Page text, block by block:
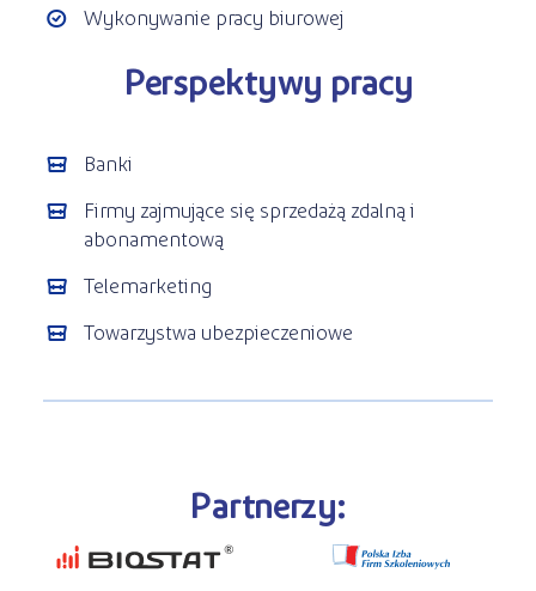
Wykonywanie pracy biurowej
Perspektywy pracy
Banki
Firmy zajmujące się sprzedażą zdalną i
abonamentową
Telemarketing
Towarzystwa ubezpieczeniowe
Partnerzy: